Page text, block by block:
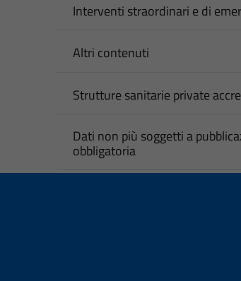
Interventi straordinari e di
Altri contenuti
Strutture sanitarie private
Dati non più soggetti a
obbligatoria